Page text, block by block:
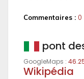
Commentaires : 0
pont
GoogleMaps :
Wikipédia